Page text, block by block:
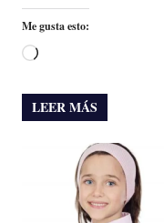
Me gusta esto:
Cargando...
LEER MÁS